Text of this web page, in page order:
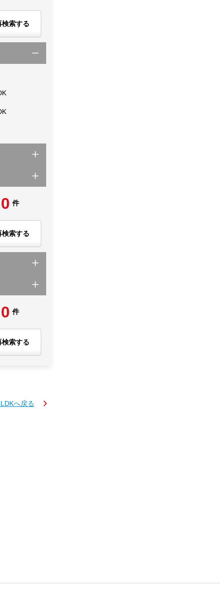
検索する
0 件
検索する
0 件
検索する
へ戻る